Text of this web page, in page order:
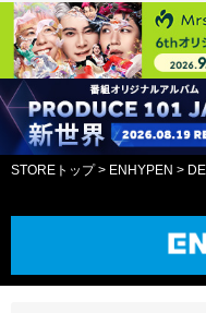
STOREトップ> ENHYPEN >